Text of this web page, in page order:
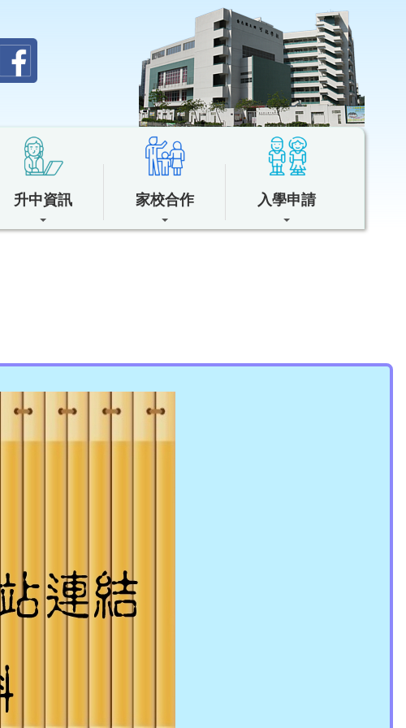
升中資訊 家校合作 入學申請